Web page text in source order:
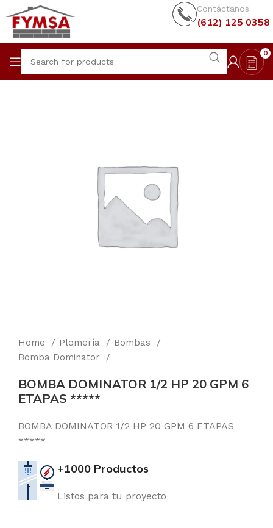
Contáctanos
(612) 125 0358
0
Home Plomería
Bombas
Bomba Dominator
BOMBA DOMINATOR 1/2 HP 20 GPM 6
ETAPAS *****
BOMBA DOMINATOR 1/2 HP 20 GPM 6 ETAPAS
*****
+1000 Productos
Listos para tu proyecto